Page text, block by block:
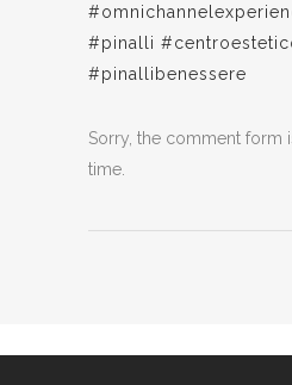
#pinalli
#pinallibenessere
Sorry, the comment form
time.